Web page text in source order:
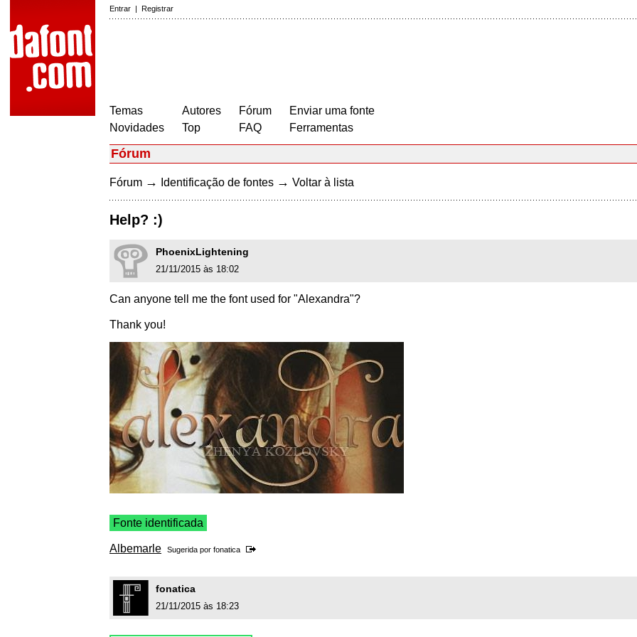
Entrar | Registrar
Temas
Novidades
Autores
Top
Fórum
FAQ
Enviar uma fonte
Ferramentas
Fórum
Fórum → Identificação de fontes → Voltar à lista
Help? :)
PhoenixLightening
21/11/2015 às 18:02
Can anyone tell me the font used for "Alexandra"?
Thank you!
Fonte identificada
Albemarle Sugerida por fonatica
fonatica
21/11/2015 às 18:23